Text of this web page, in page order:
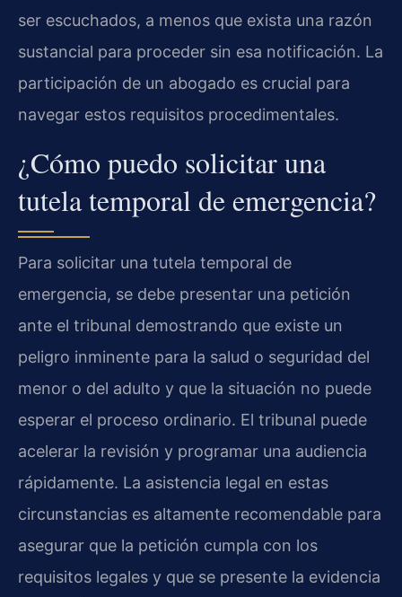
ser escuchados, a menos que exista una razón
sustancial para proceder sin esa notificación. La
participación de un abogado es crucial para
navegar estos requisitos procedimentales.
¿Cómo puedo solicitar una
tutela temporal de emergencia?
Para solicitar una tutela temporal de
emergencia, se debe presentar una petición
ante el tribunal demostrando que existe un
peligro inminente para la salud o seguridad del
menor o del adulto y que la situación no puede
esperar el proceso ordinario. El tribunal puede
acelerar la revisión y programar una audiencia
rápidamente. La asistencia legal en estas
circunstancias es altamente recomendable para
asegurar que la petición cumpla con los
requisitos legales y que se presente la evidencia